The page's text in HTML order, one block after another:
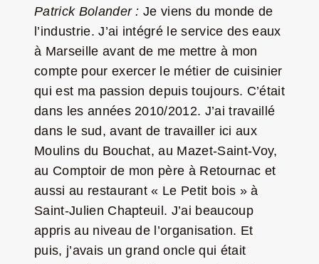
Patrick Bolander : Je viens du monde de
l’industrie. J’ai intégré le service des eaux
à Marseille avant de me mettre à mon
compte pour exercer le métier de cuisinier
qui est ma passion depuis toujours. C’était
dans les années 2010/2012. J’ai travaillé
dans le sud, avant de travailler ici aux
Moulins du Bouchat, au Mazet-Saint-Voy,
au Comptoir de mon père à Retournac et
aussi au restaurant « Le Petit bois » à
Saint-Julien Chapteuil. J’ai beaucoup
appris au niveau de l’organisation. Et
puis, j’avais un grand oncle qui était